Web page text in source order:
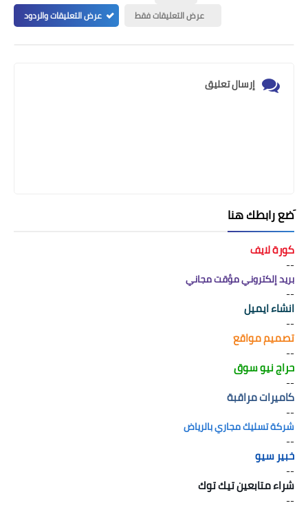
عرض التعليقات فقط
عرض التعليقات والردود
إرسال تعليق
َضع رابطك هنا
كورة لايف
--
بريد إلكتروني مؤقت مجاني
--
انشاء ايميل
--
تصميم مواقع
--
حراج نيو سوق
--
كاميرات مراقبة
--
شركة تسليك مجاري بالرياض
--
خبير سيو
--
شراء متابعين تيك توك
--